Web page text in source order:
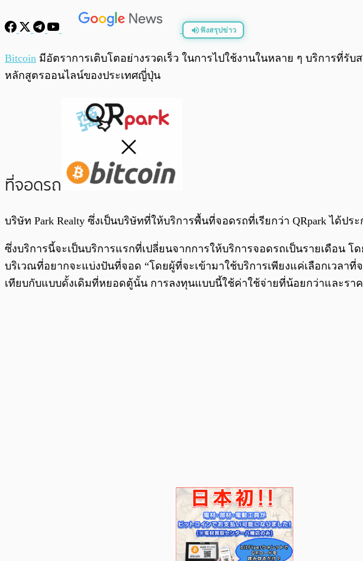
ฟังสรุปข่าว
พร้อมเล่น
Bitcoin มีอัตราการเติบโตอย่างรวดเร็ว ในการไปใช้งานในหลาย ๆ บริการที่
หลักสูตรออนไลน์ของประเทศญี่ปุ่น
ที่จอดรถ
บริษัท Park Realty ซึ่งเป็นบริษัทที่ให้บริการพื้นที่จอดรถที่เรียกว่า QRpark ได้ป
ซึ่งบริการนี้จะเป็นบริการแรกที่เปลี่ยนจากการให้บริการจอดรถเป็นรายเดือน
บริเวณที่อยากจะแบ่งปันที่จอด “โดยผู้ที่จะเข้ามาใช้บริการเพียงแค่เลือกเวลา
เทียบกับแบบดั้งเดิมที่หยอดตู้นั้น การลงทุนแบบนี้ใช้ค่าใช้จ่ายที่น้อยกว่าและรา